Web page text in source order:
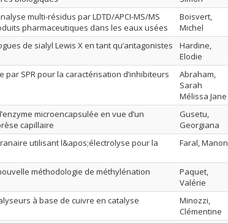
multi-résidus par LDTD/APCI-MS/MS
pharmaceutiques dans les eaux usées
Boisvert,
Michel
de sialyl Lewis X en tant qu’antagonistes
Hardine,
Elodie
SPR pour la caractérisation d’inhibiteurs
Abraham,
Sarah
Mélissa Jane
microencapsulée en vue d’un
capillaire
Gusetu,
Georgiana
utilisant l&apos;électrolyse pour la
Faral, Manon
méthodologie de méthylénation
Paquet,
Valérie
à base de cuivre en catalyse
Minozzi,
Clémentine